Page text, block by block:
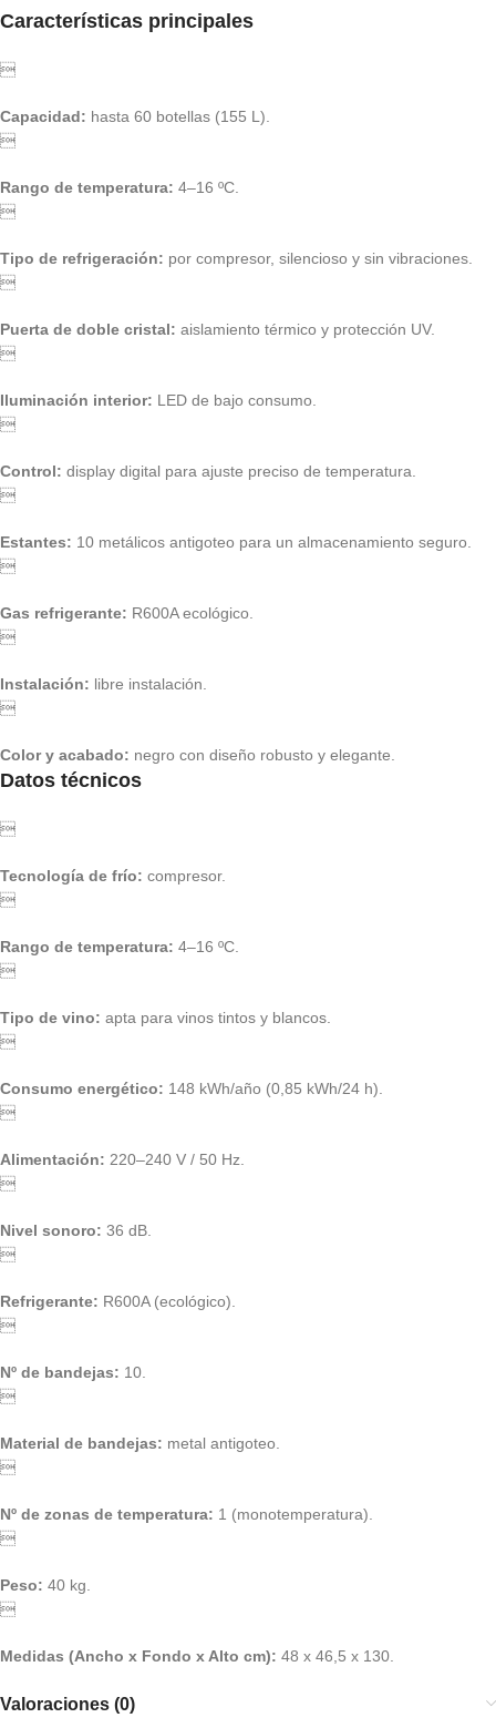
Características principales

Capacidad: hasta 60 botellas (155 L).

Rango de temperatura: 4–16 ºC.

Tipo de refrigeración: por compresor, silencioso y sin vibraciones.

Puerta de doble cristal: aislamiento térmico y protección UV.

Iluminación interior: LED de bajo consumo.

Control: display digital para ajuste preciso de temperatura.

Estantes: 10 metálicos antigoteo para un almacenamiento seguro.

Gas refrigerante: R600A ecológico.

Instalación: libre instalación.

Color y acabado: negro con diseño robusto y elegante.
Datos técnicos

Tecnología de frío: compresor.

Rango de temperatura: 4–16 ºC.

Tipo de vino: apta para vinos tintos y blancos.

Consumo energético: 148 kWh/año (0,85 kWh/24 h).

Alimentación: 220–240 V / 50 Hz.

Nivel sonoro: 36 dB.

Refrigerante: R600A (ecológico).

Nº de bandejas: 10.

Material de bandejas: metal antigoteo.

Nº de zonas de temperatura: 1 (monotemperatura).

Peso: 40 kg.

Medidas (Ancho x Fondo x Alto cm): 48 x 46,5 x 130.
Valoraciones (0)